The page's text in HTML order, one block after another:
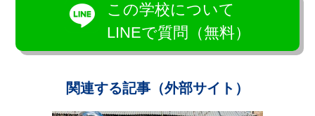
この学校について
LINEで質問（無料）
関連する記事（外部サイト）